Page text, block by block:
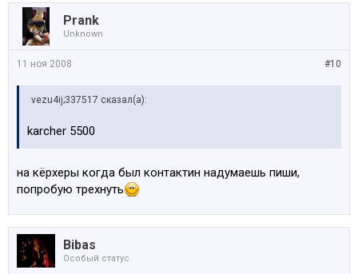
Prank
Unknown
#10
11 ноя 2008
vezu4ij;337517 сказал(а):
karcher 5500
на кёрхеры когда был контактин надумаешь пиши,
попробую трехнуть
Bibas
Особый статус